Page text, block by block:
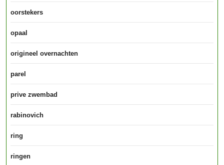
oorstekers
opaal
origineel overnachten
parel
prive zwembad
rabinovich
ring
ringen